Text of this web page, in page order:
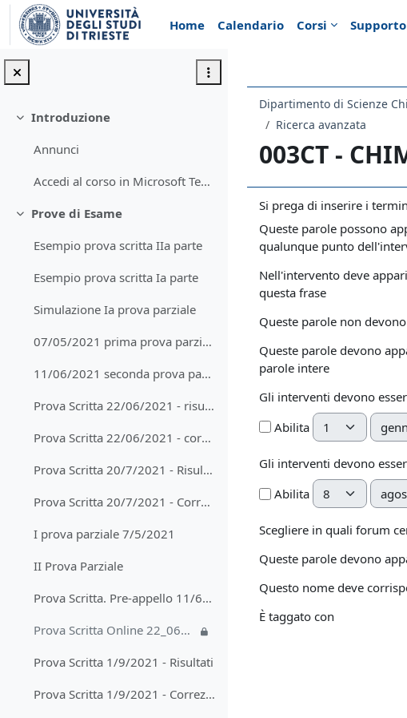
Vai al contenuto principale
Home
Calendario Corsi Supporto
Minimizza
Introduzione
Annunci
Accedi al corso in Microsoft Teams
Minimizza
Prove di Esame
Esempio prova scritta IIa parte
Esempio prova scritta Ia parte
Simulazione Ia prova parziale
07/05/2021 prima prova parziale - risultati
11/06/2021 seconda prova parziale e pre-appello scritto - risultati
Prova Scritta 22/06/2021 - risultati
Prova Scritta 22/06/2021 - correzione prova in presenza
Prova Scritta 20/7/2021 - Risultati
Prova Scritta 20/7/2021 - Correzione
I prova parziale 7/5/2021
II Prova Parziale
Prova Scritta. Pre-appello 11/6/2021
Prova Scritta Online 22_06_2021
Prova Scritta 1/9/2021 - Risultati
Prova Scritta 1/9/2021 - Correzione
Dipartimento di Scienze
Ricerca avanzata
003CT -
Si prega di inserire i
Queste parole possono
qualunque punto
Nell'intervento deve
questa frase
Queste parole non
Queste parole devono
parole intere
Gli interventi devono
Abilita Giorno Mese
Gli interventi devono
Abilita Giorno Mese
Scegliere in quali forum
Queste parole devono
Questo nome deve
È taggato con